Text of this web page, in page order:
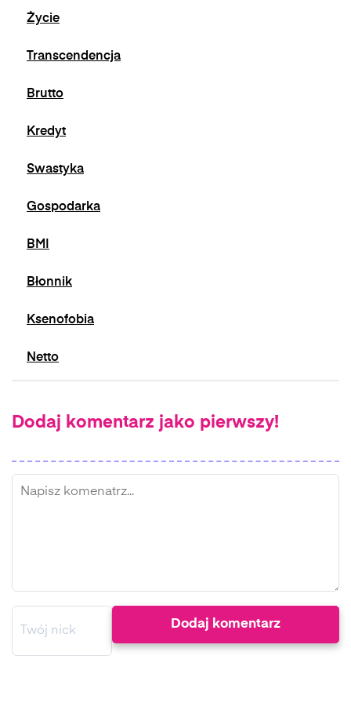
naciśniecie przycisku "wypisz się" znajdującego
Życie
Transcendencja
Brutto
Kredyt
Swastyka
Gospodarka
BMI
Błonnik
Ksenofobia
Netto
Dodaj komentarz jako pierwszy!